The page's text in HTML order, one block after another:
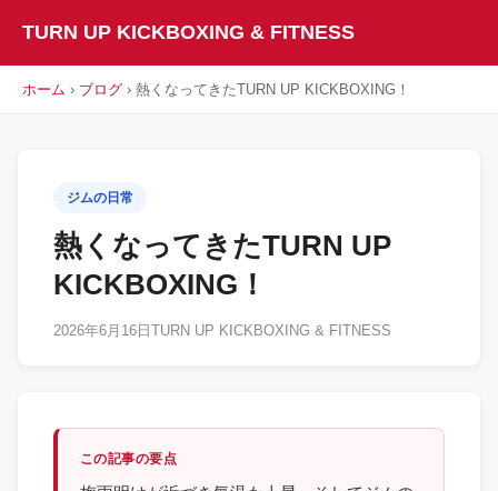
TURN UP KICKBOXING & FITNESS
ホーム › ブログ › 熱くなってきたTURN UP KICKBOXING！
ジムの日常
熱くなってきたTURN UP
KICKBOXING！
2026年6月16日 TURN UP KICKBOXING & FITNESS
この記事の要点